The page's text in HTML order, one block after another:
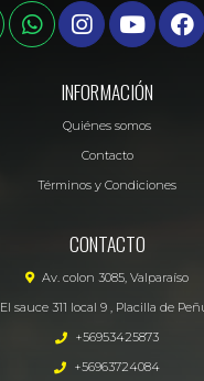
INFORMACIÓN
Quiénes somos
Contacto
Términos y Condiciones
CONTACTO
Av. colon 3085, Valparaíso
El sauce 311 local 9 , Placilla de
+56953425873
+56963724084